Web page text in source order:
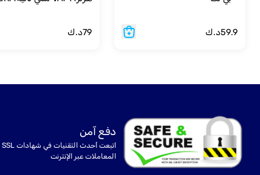
59.9د.ك 79د.ك
دفع آمن
المعاملات عبر الإنترنت